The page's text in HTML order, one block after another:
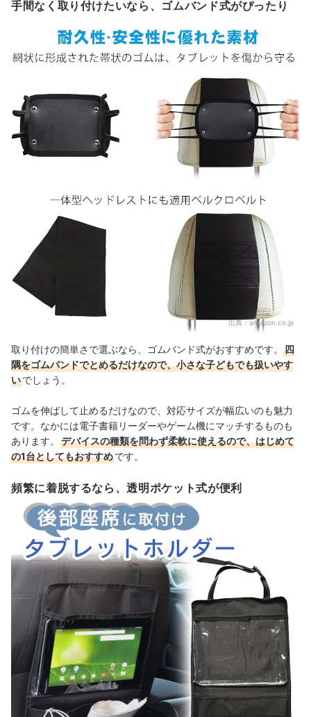
手間なく取り付けたいなら、ゴムバンド式がぴったり
出典：amazon.co.jp
取り付けの簡単さで選ぶなら、ゴムバンド式がおすすめです。
四
隅をゴムバンドでとめるだけなので、小さな子どもでも扱いやす
いでしょう 。
ゴムを伸ばして止めるだけなので、対応サイズが幅広いのも魅力
です。なかには電子書籍リーダーやゲーム機にマッチするものも
あります。
デバイスの種類を問わず柔軟に使えるので、はじめて
の1台としてもおすすめです。
頻繁に着脱するなら、透明ポケット式が便利